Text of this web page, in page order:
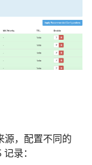
源，配置不同的
录：